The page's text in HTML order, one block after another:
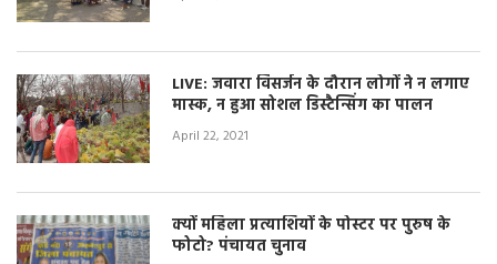
LIVE: जवारा विसर्जन के दौरान लोगों ने न लगाए
मास्क, न हुआ सोशल डिस्टैन्सिंग का पालन
April 22, 2021
क्यों महिला प्रत्याशियों के पोस्टर पर पुरुष के
फोटो? पंचायत चुनाव